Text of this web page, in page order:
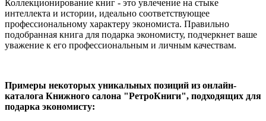
Коллекционирование книг - это увлечение на стыке
интеллекта и истории, идеально соответствующее
профессиональному характеру экономиста. Правильно
подобранная книга для подарка экономисту, подчеркнет ваше
уважение к его профессиональным и личным качествам.
Примеры некоторых уникальных позиций из онлайн-
каталога Книжного салона "РетроКниги", подходящих для
подарка экономисту: